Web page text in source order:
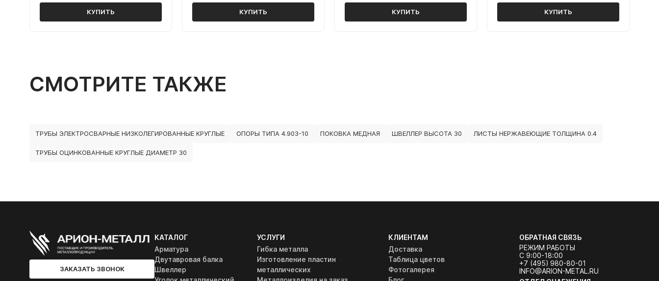
КУПИТЬ КУПИТЬ КУПИТЬ КУПИТЬ
СМОТРИТЕ ТАКЖЕ
ТРУБЫ ЭЛЕКТРОСВАРНЫЕ НИЗКОЛЕГИРОВАННЫЕ КРУГЛЫЕ ОПОРЫ ТИПА 4.903-10 ПОКОВКА МЕДНАЯ ШВЕЛЛЕР ВЫСОТА 30 ЛИСТЫ НЕРЖАВЕЮЩИЕ ТОЛЩИНА 0.4
ТРУБЫ ОЦИНКОВАННЫЕ КРУГЛЫЕ ДИАМЕТР 30
ЗАКАЗАТЬ ЗВОНОК
КАТАЛОГ
Арматура
Двутавровая балка
Швеллер
УСЛУГИ
Гибка металла
Изготовление пластин
металлических
КЛИЕНТАМ
Доставка
Таблица цветов
Фотогалерея
ОБРАТНАЯ СВЯЗЬ
РЕЖИМ РАБОТЫ
С 9:00-18:00
+7 (495) 980-80-01
INFO@ARION-METAL.RU